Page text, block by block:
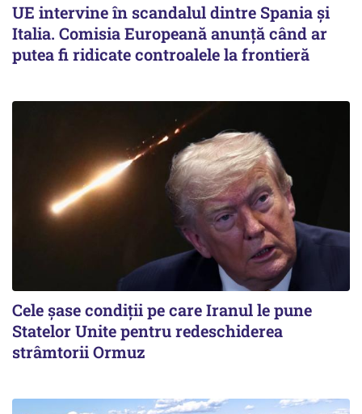
UE intervine în scandalul dintre Spania și
Italia. Comisia Europeană anunță când ar
putea fi ridicate controalele la frontieră
Cele șase condiții pe care Iranul le pune
Statelor Unite pentru redeschiderea
strâmtorii Ormuz